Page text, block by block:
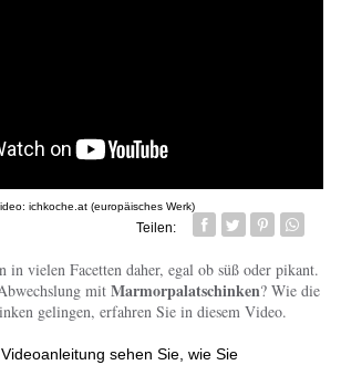
ichkoche.at (europäisches Werk)
Teilen:
Facebook
TwitterPin it
in vielen Facetten daher, egal ob süß oder pikant.
mit Marmorpalatschinken? Wie die
gelingen, erfahren Sie in diesem Video.
sehen Sie, wie Sie